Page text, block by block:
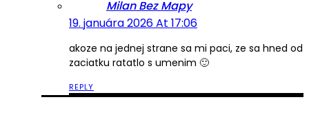
Milan Bez Mapy
19. januára 2026 At 17:06
akoze na jednej strane sa mi paci, ze sa hned od
zaciatku ratatlo s umenim 🙂
REPLY